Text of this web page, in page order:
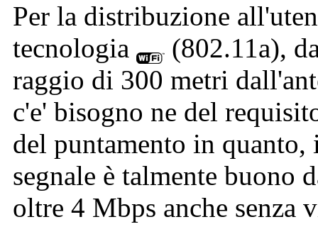
Per la distribuzione
tecnologia
(802.11a),
raggio di 300 metri
c'e' bisogno ne del
del puntamento in
segnale è talmente buono
oltre 4 Mbps anche senza